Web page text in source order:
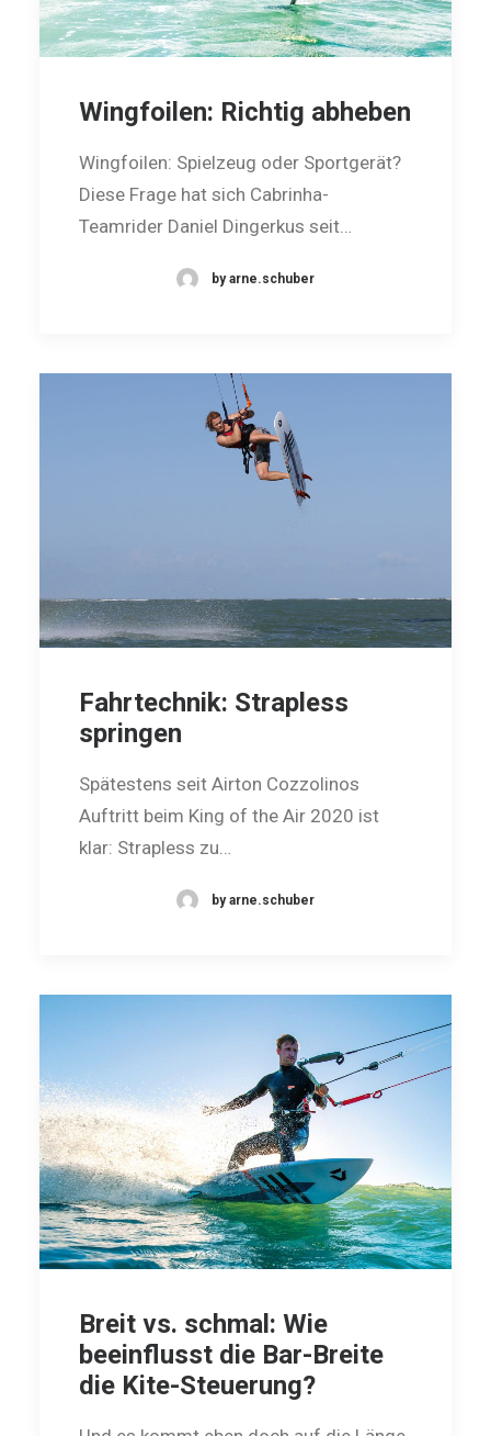
Wingfoilen: Richtig abheben
Wingfoilen: Spielzeug oder Sportgerät?
Diese Frage hat sich Cabrinha-
Teamrider Daniel Dingerkus seit…
by arne.schuber
Fahrtechnik: Strapless
springen
Spätestens seit Airton Cozzolinos
Auftritt beim King of the Air 2020 ist
klar: Strapless zu…
by arne.schuber
Breit vs. schmal: Wie
beeinflusst die Bar-Breite
die Kite-Steuerung?